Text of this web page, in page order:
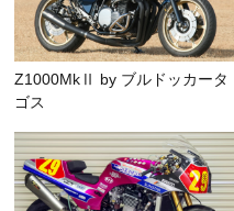
Z1000MkⅡ by ブルドッカータ
ゴス